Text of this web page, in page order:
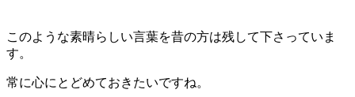
このような素晴らしい言葉を昔の方は残して下さっていま
す。
常に心にとどめておきたいですね。